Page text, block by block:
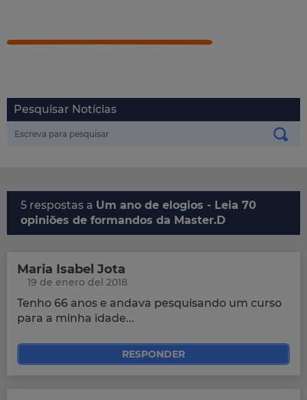
Pesquisar Notícias
5 respostas a Um ano de elogios - Leia 70
opiniões de formandos da Master.D
Maria Isabel Jota
19 de enero del 2018
Tenho 66 anos e andava pesquisando um curso
para a minha idade...
RESPONDER